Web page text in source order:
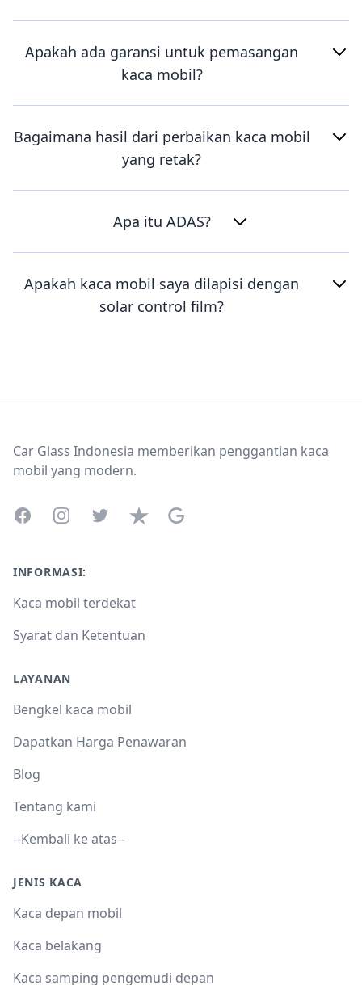
Apakah ada garansi untuk pemasangan
kaca mobil?
Bagaimana hasil dari perbaikan kaca mobil
yang retak?
Apa itu ADAS?
Apakah kaca mobil saya dilapisi dengan
solar control film?
Car Glass Indonesia memberikan penggantian kaca
mobil yang modern.
FacebookInstagramTwitterTrustpilotGoogle Business Profile
INFORMASI:
Kaca mobil terdekat
Syarat dan Ketentuan
LAYANAN
Bengkel kaca mobil
Dapatkan Harga Penawaran
Blog
Tentang kami
--Kembali ke atas--
JENIS KACA
Kaca depan mobil
Kaca belakang
Kaca samping pengemudi depan